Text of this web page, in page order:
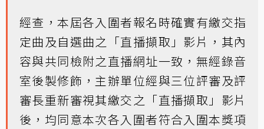
經查，本屆各入圍者報名時確實有繳交指
定曲及自選曲之「直播擷取」影片，其內
容與共同檢附之直播網址一致，無經錄音
室後製修飾，主辦單位經與三位評審及評
審長重新審視其繳交之「直播擷取」影片
後，均同意本次各入圍者符合入圍本獎項